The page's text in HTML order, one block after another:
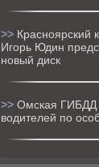
>> Красноярский
Игорь Юдин
новый диск
>> Омская ГИБДД
водителей по